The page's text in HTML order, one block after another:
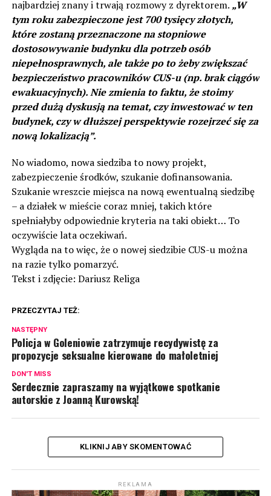
najbardziej znany i trwają rozmowy z dyrektorem. „W
tym roku zabezpieczone jest 700 tysięcy złotych,
które zostaną przeznaczone na stopniowe
dostosowywanie budynku dla potrzeb osób
niepełnosprawnych, ale także po to żeby zwiększać
bezpieczeństwo pracowników CUS-u (np. brak ciągów
ewakuacyjnych). Nie zmienia to faktu, że stoimy
przed dużą dyskusją na temat, czy inwestować w ten
budynek, czy w dłuższej perspektywie rozejrzeć się za
nową lokalizacją”.
No wiadomo, nowa siedziba to nowy projekt,
zabezpieczenie środków, szukanie dofinansowania.
Szukanie wreszcie miejsca na nową ewentualną siedzibę
– a działek w mieście coraz mniej, takich które
spełniałyby odpowiednie kryteria na taki obiekt… To
oczywiście lata oczekiwań.
Wygląda na to więc, że o nowej siedzibie CUS-u można
na razie tylko pomarzyć.
Tekst i zdjęcie: Dariusz Religa
PRZECZYTAJ TEŻ:
NASTĘPNY
Policja w Goleniowie zatrzymuje recydywistę za
propozycje seksualne kierowane do małoletniej
DON'T MISS
Serdecznie zapraszamy na wyjątkowe spotkanie
autorskie z Joanną Kurowską!
KLIKNIJ ABY SKOMENTOWAĆ
REKLAMA